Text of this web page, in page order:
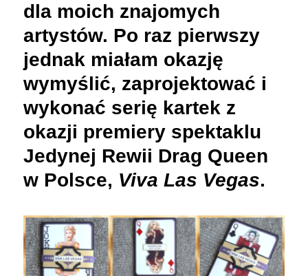
dla moich znajomych
artystów. Po raz pierwszy
jednak miałam okazję
wymyślić, zaprojektować i
wykonać serię kartek z
okazji premiery spektaklu
Jedynej Rewii Drag Queen
w Polsce, Viva Las Vegas.